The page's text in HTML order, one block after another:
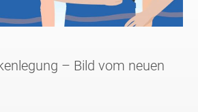
– Bild vom neuen